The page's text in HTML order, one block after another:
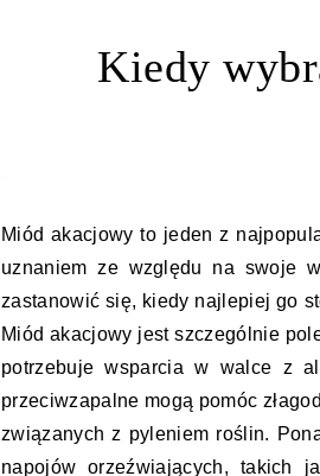
Kiedy
Miód akacjowy to jeden z
uznaniem ze względu na swoje
zastanowić się, kiedy najlepiej go
Miód akacjowy jest szczególnie
potrzebuje wsparcia w walce z
przeciwzapalne mogą pomóc
związanych z pyleniem roślin.
napojów orzeźwiających, takich